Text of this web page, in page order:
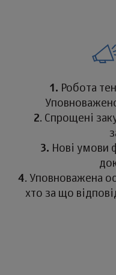
1. Робота
2. Спрощені
3. Нові умови
4. Уповноважена
хто за що